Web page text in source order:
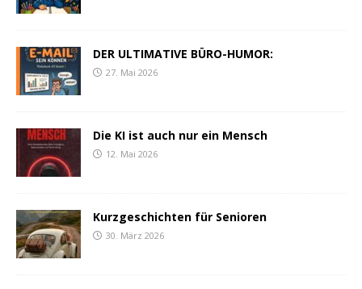
DER ULTIMATIVE BÜRO-HUMOR:
27. Mai 2026
Die KI ist auch nur ein Mensch
12. Mai 2026
Kurzgeschichten für Senioren
30. März 2026